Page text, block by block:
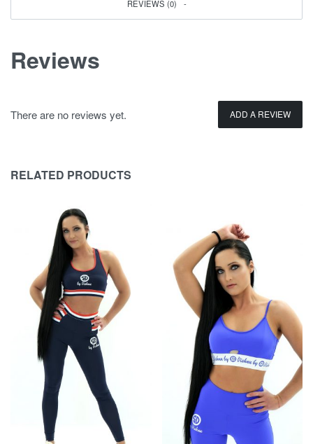
REVIEWS (0)
Reviews
There are no reviews yet. ADD A REVIEW
RELATED PRODUCTS